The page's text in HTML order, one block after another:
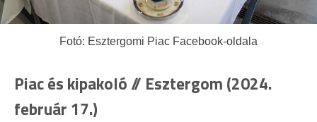
Fotó: Esztergomi Piac Facebook-oldala
Piac és kipakoló // Esztergom (2024.
február 17.)